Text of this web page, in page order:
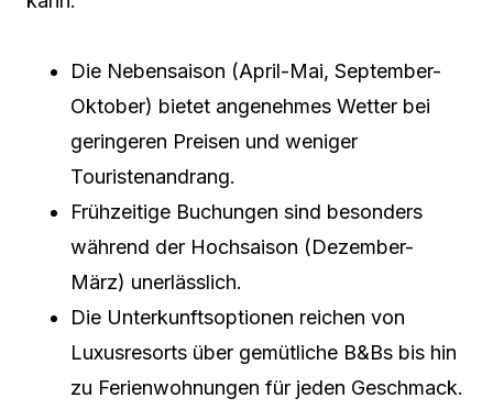
Die Nebensaison (April-Mai, September-
Oktober) bietet angenehmes Wetter bei
geringeren Preisen und weniger
Touristenandrang.
Frühzeitige Buchungen sind besonders
während der Hochsaison (Dezember-
März) unerlässlich.
Die Unterkunftsoptionen reichen von
Luxusresorts über gemütliche B&Bs bis hin
zu Ferienwohnungen für jeden Geschmack.